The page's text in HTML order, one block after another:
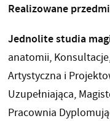
Realizowane
Jednolite studia
anatomii,
Artystyczna i
Uzupełniająca,
Pracownia